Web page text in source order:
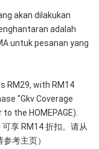
akan dilakukan
adalah
untuk pesanan yang
RM29, with RM14
"Gkv Coverage
the HOMEPAGE).
享 RM14 折扣。请从
考主页）